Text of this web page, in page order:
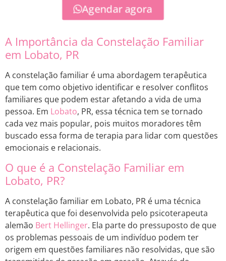
Agendar agora
A Importância da Constelação Familiar
em Lobato, PR
A constelação familiar é uma abordagem terapêutica
que tem como objetivo identificar e resolver conflitos
familiares que podem estar afetando a vida de uma
pessoa. Em Lobato, PR, essa técnica tem se tornado
cada vez mais popular, pois muitos moradores têm
buscado essa forma de terapia para lidar com questões
emocionais e relacionais.
O que é a Constelação Familiar em
Lobato, PR?
A constelação familiar em Lobato, PR é uma técnica
terapêutica que foi desenvolvida pelo psicoterapeuta
alemão Bert Hellinger. Ela parte do pressuposto de que
os problemas pessoais de um indivíduo podem ter
origem em questões familiares não resolvidas, que são